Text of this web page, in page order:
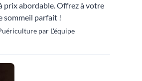
prix abordable. Offrez à votre
sommeil parfait !
par L'équipe